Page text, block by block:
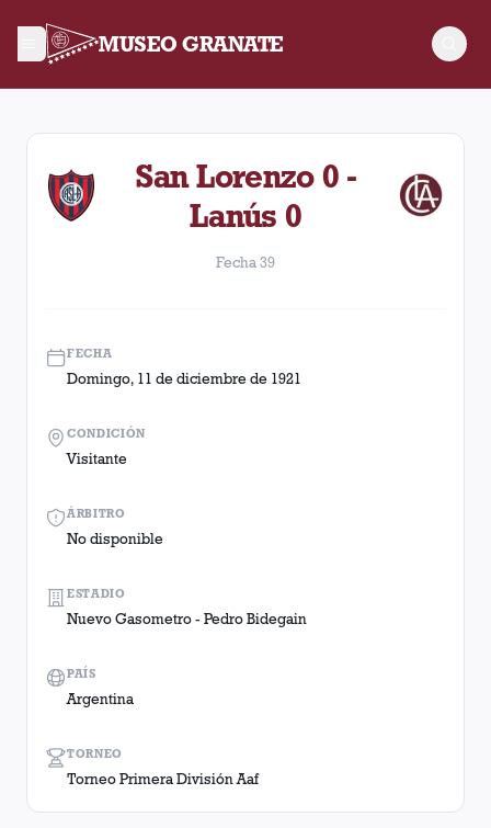
MUSEO GRANATE
Fecha 39. Partido entre Lanús y San Lorenzo disputado el
San Lorenzo 0 -
Lanús 0
Fecha 39
FECHA
Domingo, 11 de diciembre de 1921
ÁRBITRO
No disponible
TORNEO
Torneo Primera División Aaf
CONDICIÓN
Visitante
ESTADIO
Nuevo Gasometro - Pedro Bidegain
PAÍS
Argentina